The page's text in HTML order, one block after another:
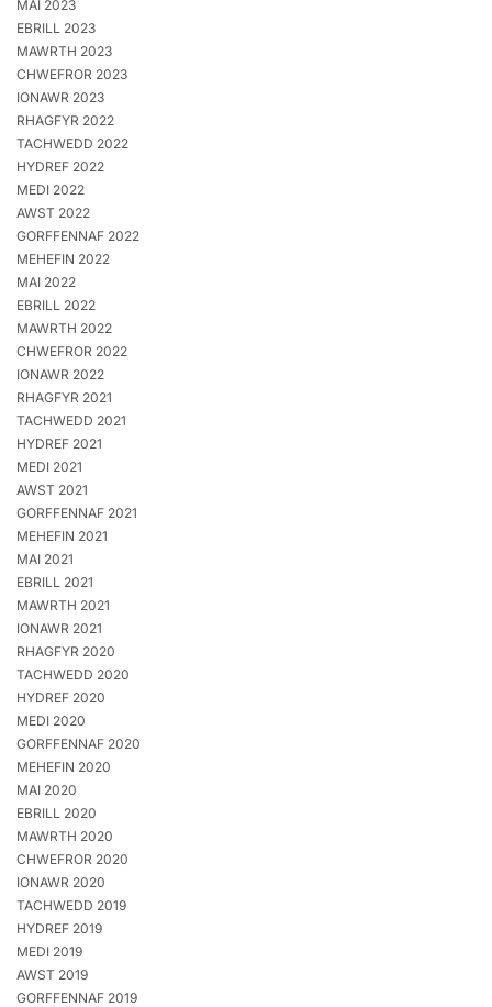
MAI 2023
EBRILL 2023
MAWRTH 2023
CHWEFROR 2023
IONAWR 2023
RHAGFYR 2022
TACHWEDD 2022
HYDREF 2022
MEDI 2022
AWST 2022
GORFFENNAF 2022
MEHEFIN 2022
MAI 2022
EBRILL 2022
MAWRTH 2022
CHWEFROR 2022
IONAWR 2022
RHAGFYR 2021
TACHWEDD 2021
HYDREF 2021
MEDI 2021
AWST 2021
GORFFENNAF 2021
MEHEFIN 2021
MAI 2021
EBRILL 2021
MAWRTH 2021
IONAWR 2021
RHAGFYR 2020
TACHWEDD 2020
HYDREF 2020
MEDI 2020
GORFFENNAF 2020
MEHEFIN 2020
MAI 2020
EBRILL 2020
MAWRTH 2020
CHWEFROR 2020
IONAWR 2020
TACHWEDD 2019
HYDREF 2019
MEDI 2019
AWST 2019
GORFFENNAF 2019